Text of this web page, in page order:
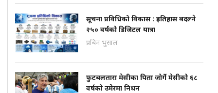
सूचना प्रविधिको विकास : इतिहास बदल्ने
२५० वर्षको डिजिटल यात्रा
प्रबिन भुसाल
फुटबलतारा मेसीका पिता जोर्गे मेसीको ६८
वर्षको उमेरमा निधन